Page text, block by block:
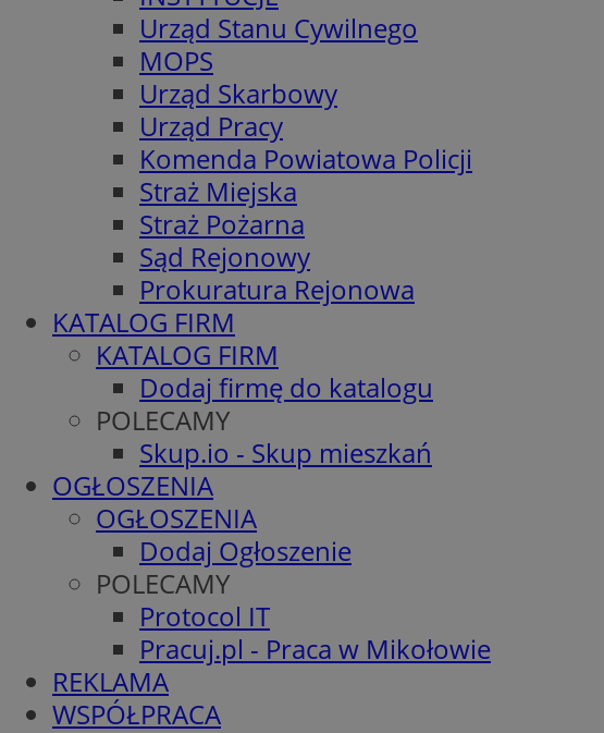
Urząd Stanu Cywilnego
MOPS
Urząd Skarbowy
Urząd Pracy
Komenda Powiatowa Policji
Straż Miejska
Straż Pożarna
Sąd Rejonowy
Prokuratura Rejonowa
KATALOG FIRM
KATALOG FIRM
Dodaj firmę do katalogu
POLECAMY
Skup.io - Skup mieszkań
OGŁOSZENIA
OGŁOSZENIA
Dodaj Ogłoszenie
POLECAMY
Protocol IT
Pracuj.pl - Praca w Mikołowie
REKLAMA
WSPÓŁPRACA